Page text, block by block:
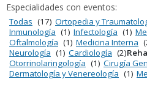
Especialidades con eventos:
Todas (17) Ortopedia y
Inmunología (1) Infectología (1)
Oftalmología (1) Medicina Interna
Neurología (1) Cardiología (2)
Otorrinolaringología (1) Cirugía
Dermatología y Venereología (1)